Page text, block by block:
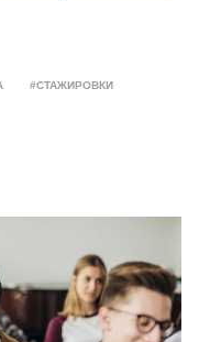
#СТАЖИРОВКИ